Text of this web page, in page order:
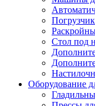
Стол под
Оборудование